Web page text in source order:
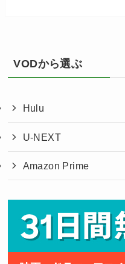
VODから選ぶ
Hulu
U-NEXT
Amazon Prime